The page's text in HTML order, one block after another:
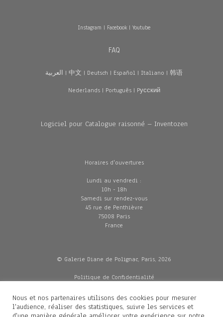
Instagram | Facebook| Youtube
FAQ
العربية | 中文 | Deutsch | Español | Italiano | 韩语
Nederlands| Português| Pусский
Logiciel pour Catalogue raisonné – Inventozen
Horaires d'ouvertures
Lundi au vendredi :
10h - 18h
Samedi sur rendez-vous
45 rue de Penthièvre
75008 Paris
France
© Galerie Diane de Polignac, Paris, 2026
Politique de Confidentialité
Mentions légales
Livraisons
Nous et nos partenaires utilisons des cookies pour mesurer
l'audience, réaliser des statistiques, suivre les services et